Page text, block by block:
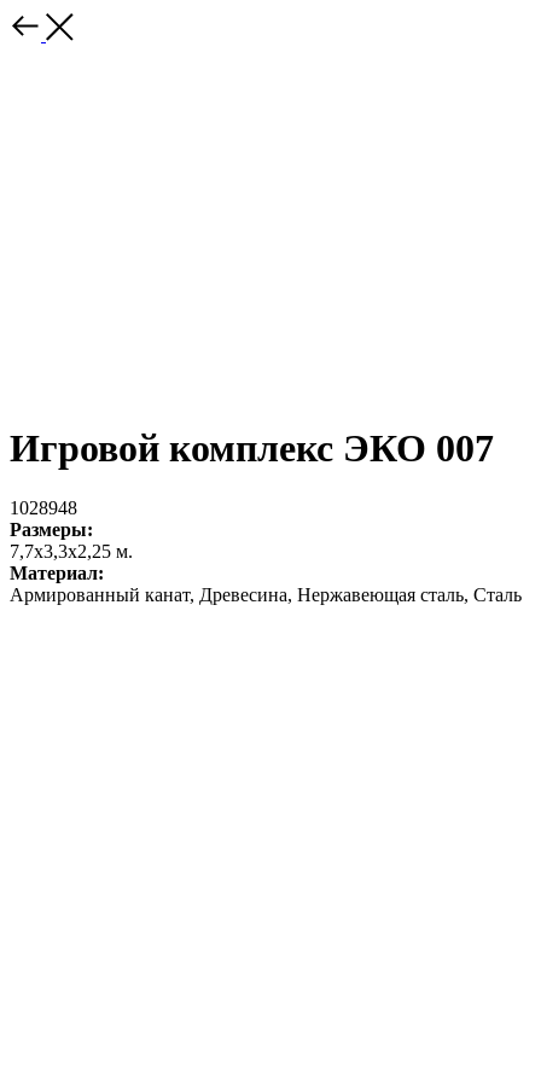
Игровой комплекс ЭКО 007
1028948
Размеры:
7,7х3,3х2,25 м.
Материал:
Армированный канат, Древесина, Нержавеющая сталь, Сталь